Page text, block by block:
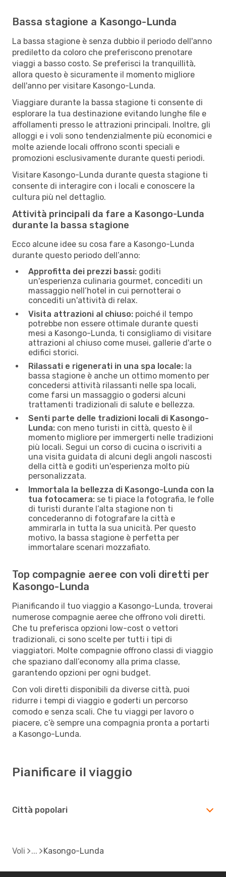
Bassa stagione a Kasongo-Lunda
La bassa stagione è senza dubbio il periodo dell'anno
prediletto da coloro che preferiscono prenotare
viaggi a basso costo. Se preferisci la tranquillità,
allora questo è sicuramente il momento migliore
dell'anno per visitare Kasongo-Lunda.
Viaggiare durante la bassa stagione ti consente di
esplorare la tua destinazione evitando lunghe file e
affollamenti presso le attrazioni principali. Inoltre, gli
alloggi e i voli sono tendenzialmente più economici e
molte aziende locali offrono sconti speciali e
promozioni esclusivamente durante questi periodi.
Visitare Kasongo-Lunda durante questa stagione ti
consente di interagire con i locali e conoscere la
cultura più nel dettaglio.
Attività principali da fare a Kasongo-Lunda
durante la bassa stagione
Ecco alcune idee su cosa fare a Kasongo-Lunda
durante questo periodo dell’anno:
Approfitta dei prezzi bassi: goditi
un'esperienza culinaria gourmet, concediti un
massaggio nell’hotel in cui pernotterai o
concediti un'attività di relax.
Visita attrazioni al chiuso: poiché il tempo
potrebbe non essere ottimale durante questi
mesi a Kasongo-Lunda, ti consigliamo di visitare
attrazioni al chiuso come musei, gallerie d'arte o
edifici storici.
Rilassati e rigenerati in una spa locale: la
bassa stagione è anche un ottimo momento per
concedersi attività rilassanti nelle spa locali,
come farsi un massaggio o godersi alcuni
trattamenti tradizionali di salute e bellezza.
Senti parte delle tradizioni locali di Kasongo-
Lunda: con meno turisti in città, questo è il
momento migliore per immergerti nelle tradizioni
più locali. Segui un corso di cucina o iscriviti a
una visita guidata di alcuni degli angoli nascosti
della città e goditi un'esperienza molto più
personalizzata.
Immortala la bellezza di Kasongo-Lunda con la
tua fotocamera: se ti piace la fotografia, le folle
di turisti durante l’alta stagione non ti
concederanno di fotografare la città e
ammirarla in tutta la sua unicità. Per questo
motivo, la bassa stagione è perfetta per
immortalare scenari mozzafiato.
Top compagnie aeree con voli diretti per
Kasongo-Lunda
Pianificando il tuo viaggio a Kasongo-Lunda, troverai
numerose compagnie aeree che offrono voli diretti.
Che tu preferisca opzioni low-cost o vettori
tradizionali, ci sono scelte per tutti i tipi di
viaggiatori. Molte compagnie offrono classi di viaggio
che spaziano dall’economy alla prima classe,
garantendo opzioni per ogni budget.
Con voli diretti disponibili da diverse città, puoi
ridurre i tempi di viaggio e goderti un percorso
comodo e senza scali. Che tu viaggi per lavoro o
piacere, c’è sempre una compagnia pronta a portarti
a Kasongo-Lunda.
Pianificare il viaggio
Città popolari
Voli Kasongo-Lunda